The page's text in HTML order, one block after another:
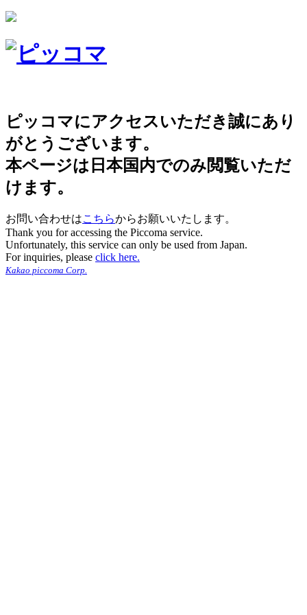
ピッコマにアクセスいただき誠にあり
がとうございます。
本ページは日本国内でのみ閲覧いただ
けます。
お問い合わせはこちらからお願いいたします。
Thank you for accessing the Piccoma service.
Unfortunately, this service can only be used from Japan.
For inquiries, please click here.
Kakao piccoma Corp.